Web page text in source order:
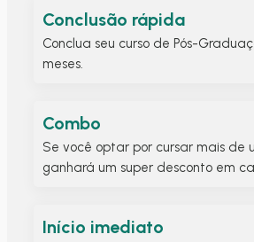
Conclusão rápida
Conclua seu curso de Pós-
meses.
Combo
Se você optar por cursar mais de
ganhará um super desconto em
Início imediato